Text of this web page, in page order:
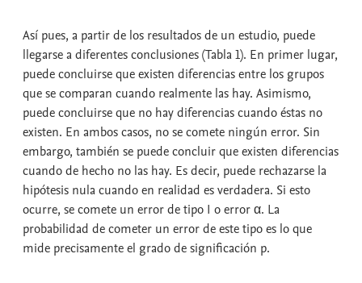
Así pues, a partir de los resultados de un estudio, puede
llegarse a diferentes conclusiones (Tabla 1). En primer lugar,
puede concluirse que existen diferencias entre los grupos
que se comparan cuando realmente las hay. Asimismo,
puede concluirse que no hay diferencias cuando éstas no
existen. En ambos casos, no se comete ningún error. Sin
embargo, también se puede concluir que existen diferencias
cuando de hecho no las hay. Es decir, puede rechazarse la
hipótesis nula cuando en realidad es verdadera. Si esto
ocurre, se comete un error de tipo I o error α. La
probabilidad de cometer un error de este tipo es lo que
mide precisamente el grado de significación p.